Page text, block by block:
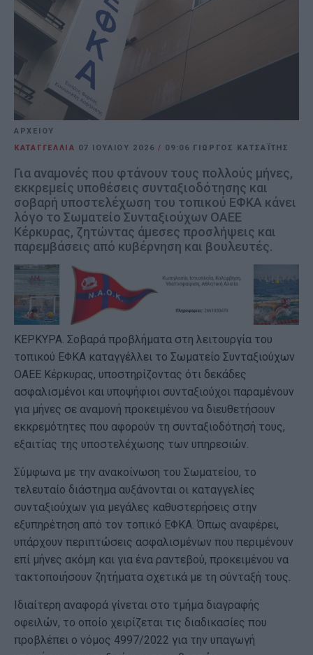
ΑΡΧΕΙΟΥ
ΚΑΤΑΓΓΕΛΛΙΑ 07 ΙΟΥΛΊΟΥ 2026 / 09:06 ΓΙΩΡΓΟΣ ΚΑΤΣΑΪΤΗΣ
Για αναμονές που φτάνουν τους πολλούς μήνες,
εκκρεμείς υποθέσεις συνταξιοδότησης και
σοβαρή υποστελέχωση του τοπικού ΕΦΚΑ κάνει
λόγο το Σωματείο Συνταξιούχων ΟΑΕΕ
Κέρκυρας, ζητώντας άμεσες προσλήψεις και
παρεμβάσεις από κυβέρνηση και βουλευτές.
ΚΕΡΚΥΡΑ. Σοβαρά προβλήματα στη λειτουργία του
τοπικού ΕΦΚΑ καταγγέλλει το Σωματείο Συνταξιούχων
ΟΑΕΕ Κέρκυρας, υποστηρίζοντας ότι δεκάδες
ασφαλισμένοι και υποψήφιοι συνταξιούχοι παραμένουν
για μήνες σε αναμονή προκειμένου να διευθετήσουν
εκκρεμότητες που αφορούν τη συνταξιοδότησή τους,
εξαιτίας της υποστελέχωσης των υπηρεσιών.
Σύμφωνα με την ανακοίνωση του Σωματείου, το
τελευταίο διάστημα αυξάνονται οι καταγγελίες
συνταξιούχων για μεγάλες καθυστερήσεις στην
εξυπηρέτηση από τον τοπικό ΕΦΚΑ. Όπως αναφέρει,
υπάρχουν περιπτώσεις ασφαλισμένων που περιμένουν
επί μήνες ακόμη και για ένα ραντεβού, προκειμένου να
τακτοποιήσουν ζητήματα σχετικά με τη σύνταξή τους.
Ιδιαίτερη αναφορά γίνεται στο τμήμα διαγραφής
οφειλών, το οποίο χειρίζεται τις διαδικασίες που
προβλέπει ο νόμος 4997/2022 για την υπαγωγή